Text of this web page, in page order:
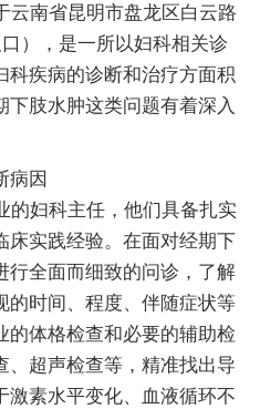
云南省昆明市盘龙区白云路
），是一所以妇科相关诊
科疾病的诊断和治疗方面积
下肢水肿这类问题有着深入
病因
的妇科主任，他们具备扎实
床实践经验。在面对经期下
行全面而细致的问诊，了解
的时间、程度、伴随症状等
的体格检查和必要的辅助检
、超声检查等，精准找出导
激素水平变化、血液循环不